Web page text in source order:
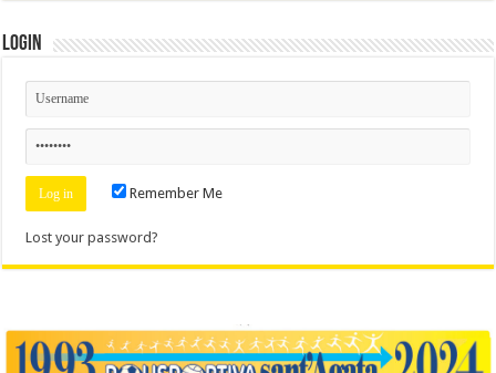
Login
Remember Me
Lost your password?